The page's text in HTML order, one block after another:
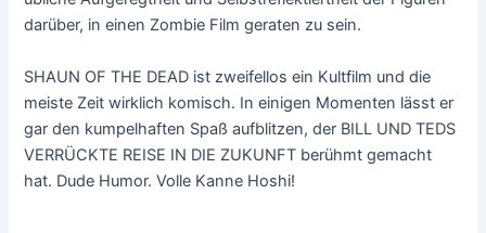
darüber, in einen Zombie Film geraten zu sein.
SHAUN OF THE DEAD ist zweifellos ein Kultfilm und die
meiste Zeit wirklich komisch. In einigen Momenten lässt er
gar den kumpelhaften Spaß aufblitzen, der BILL UND TEDS
VERRÜCKTE REISE IN DIE ZUKUNFT berühmt gemacht
hat. Dude Humor. Volle Kanne Hoshi!